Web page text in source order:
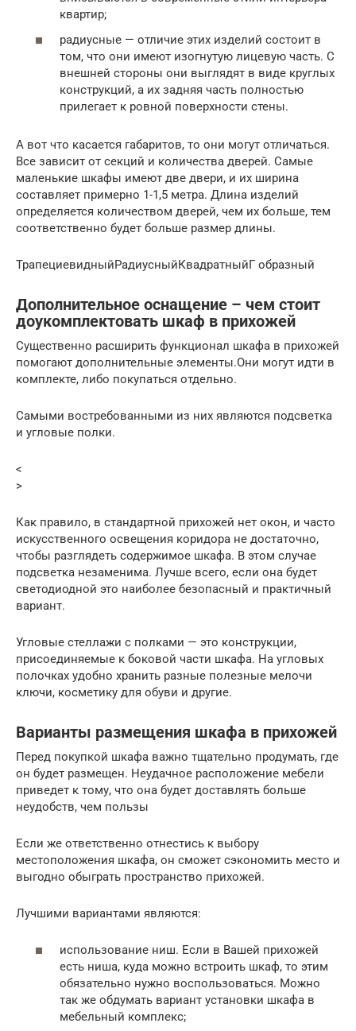
квартир;
радиусные — отличие этих изделий состоит в
том, что они имеют изогнутую лицевую часть. С
внешней стороны они выглядят в виде круглых
конструкций, а их задняя часть полностью
прилегает к ровной поверхности стены.
А вот что касается габаритов, то они могут отличаться.
Все зависит от секций и количества дверей. Самые
маленькие шкафы имеют две двери, и их ширина
составляет примерно 1-1,5 метра. Длина изделий
определяется количеством дверей, чем их больше, тем
соответственно будет больше размер длины.
ТрапециевидныйРадиусныйКвадратныйГ образный
Дополнительное оснащение – чем стоит
доукомплектовать шкаф в прихожей
Существенно расширить функционал шкафа в прихожей
помогают дополнительные элементы.Они могут идти в
комплекте, либо покупаться отдельно.
Самыми востребованными из них являются подсветка
и угловые полки.
<
>
Как правило, в стандартной прихожей нет окон, и часто
искусственного освещения коридора не достаточно,
чтобы разглядеть содержимое шкафа. В этом случае
подсветка незаменима. Лучше всего, если она будет
светодиодной это наиболее безопасный и практичный
вариант.
Угловые стеллажи с полками — это конструкции,
присоединяемые к боковой части шкафа. На угловых
полочках удобно хранить разные полезные мелочи
ключи, косметику для обуви и другие.
Варианты размещения шкафа в прихожей
Перед покупкой шкафа важно тщательно продумать, где
он будет размещен. Неудачное расположение мебели
приведет к тому, что она будет доставлять больше
неудобств, чем пользы
Если же ответственно отнестись к выбору
местоположения шкафа, он сможет сэкономить место и
выгодно обыграть пространство прихожей.
Лучшими вариантами являются:
использование ниш. Если в Вашей прихожей
есть ниша, куда можно встроить шкаф, то этим
обязательно нужно воспользоваться. Можно
так же обдумать вариант установки шкафа в
мебельный комплекс;